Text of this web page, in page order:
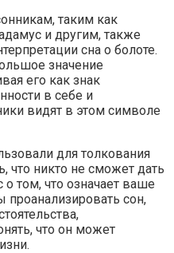
таким как
и другим, также
сна о болоте.
значение
его как знак
в себе и
видят в этом символе
для толкования
что никто не сможет дать
о том, что означает ваше
сон,
что он может